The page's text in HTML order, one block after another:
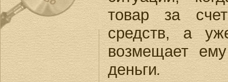
товар за
средств, а
возмещает
деньги.